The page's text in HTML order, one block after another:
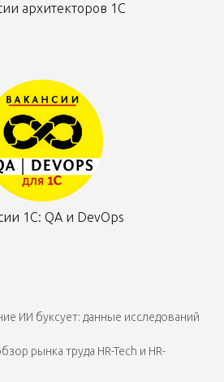
архитекторов 1С
1С: QA и DevOps
ИИ буксует: данные исследований
рынка труда HR-Tech и HR-